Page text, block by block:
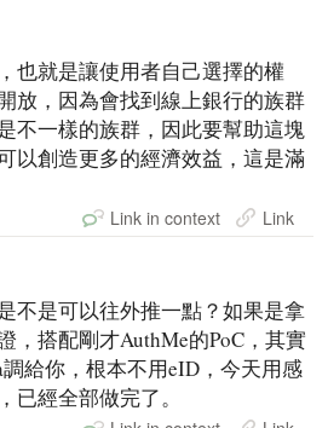
也就是讓使用者自己選擇的權
放，因為會找到線上銀行的族群
不一樣的族群，因此要幫助這塊
以創造更多的經濟效益，這是滿
Link in context Link
不是可以往外推一點？如果是拿
，搭配剛才AuthMe的PoC，其實
給你，根本不用eID，今天用感
已經全部做完了。